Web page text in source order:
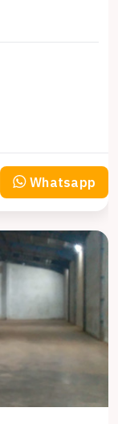
Whatsapp